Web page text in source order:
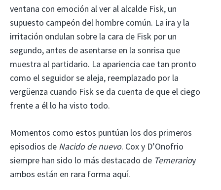
ventana con emoción al ver al alcalde Fisk, un
supuesto campeón del hombre común. La ira y la
irritación ondulan sobre la cara de Fisk por un
segundo, antes de asentarse en la sonrisa que
muestra al partidario. La apariencia cae tan pronto
como el seguidor se aleja, reemplazado por la
vergüenza cuando Fisk se da cuenta de que el ciego
frente a él lo ha visto todo.
Momentos como estos puntúan los dos primeros
episodios de Nacido de nuevo. Cox y D’Onofrio
siempre han sido lo más destacado de Temerarioy
ambos están en rara forma aquí.